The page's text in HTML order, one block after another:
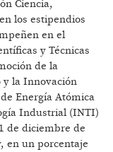
Ciencia,
los estipendios
en el
y Técnicas
de la
y la Innovación
Energía Atómica
Industrial (INTI)
de diciembre de
en un porcentaje